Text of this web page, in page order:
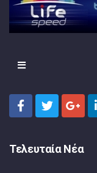
Τελευταία Νέα